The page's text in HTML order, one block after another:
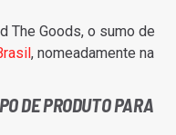
The Goods, o sumo de
, nomeadamente na
DE PRODUTO PARA